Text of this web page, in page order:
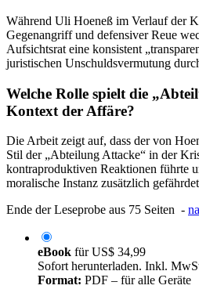
Während Uli Hoeneß im Verlauf der
Gegenangriff und defensiver Reue
Aufsichtsrat eine konsistent
juristischen Unschuldsvermutung
Welche Rolle spielt die
Kontext der Affäre?
Die Arbeit zeigt auf, dass der von
Stil der „Abteilung Attacke“ in der
kontraproduktiven Reaktionen führte
moralische Instanz zusätzlich
Ende der Leseprobe aus 75 Seiten -
eBook fürUS$ 34,99
Sofort herunterladen. Inkl.
Format: PDF – für alle Geräte